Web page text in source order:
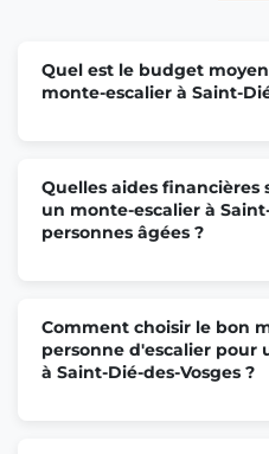
Quel est le budget
monte-escalier à Saint-
Quelles aides
un monte-escalier à
personnes âgées ?
Comment choisir le bon
personne d'escalier pour
à Saint-Dié-des-Vosges ?